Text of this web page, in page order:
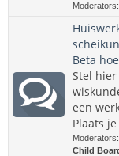
Moderators:
Beta
Stel
een
Plaats
Moderators:
Child